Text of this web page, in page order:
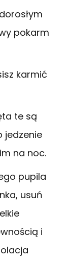
pokarm
karmić
te są
jedzenie
na noc.
pupila
usuń
i